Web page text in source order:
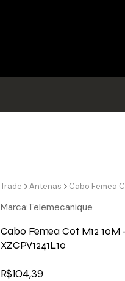
Trade Antenas
Marca:Telemecanique
Cabo Femea Cot M12 10M
XZCPV1241L10
R$104,39